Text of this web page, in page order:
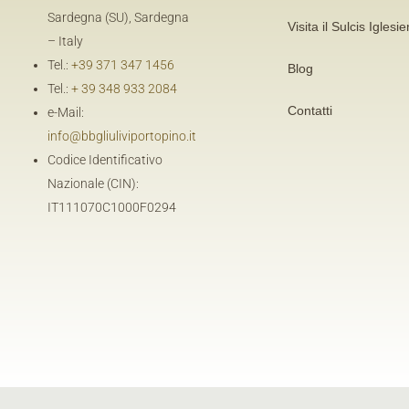
Sardegna (SU), Sardegna
– Italy
Tel.: +39 371 347 1456
Tel.: + 39 348 933 2084
e-Mail:
info@bbgliuliviportopino.it
Codice Identificativo
Nazionale (CIN):
IT111070C1000F0294
Visita il Sulcis
Blog
Contatti